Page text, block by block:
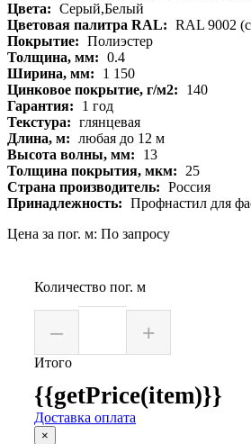
Цвета: Серый,Белый
Цветовая палитра RAL: RAL 9002
Покрытие: Полиэстер
Толщина, мм: 0.4
Ширина, мм:
1 150
Цинковое покрытие, г/м2:
140
Гарантия:
1 год
Текстура: глянцевая
Длина, м: любая до 12 м
Высота волны, мм:
13
Толщина покрытия, мкм: 25
Страна производитель: Россия
Принадлежность: Профнастил для
Цена за пог. м: По запросу
Количество пог. м
– +
Итого
{{getPrice(item)}}
Доставка оплата
×